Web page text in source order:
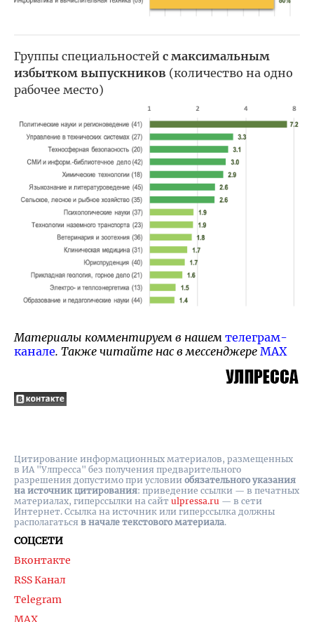
Группы специальностей с максимальным
избытком выпускников (количество на одно
рабочее место)
Материалы комментируем в нашем телеграм-
канале. Также читайте нас в мессенджере MAX
СОЦСЕТИ
Вконтакте
RSS Канал
Telegram
MAX
Цитирование информационных материалов, размещенных
в ИА "Улпресса" без получения предварительного
разрешения допустимо при условии обязательного указания
на источник цитирования: приведение ссылки — в печатных
материалах, гиперссылки на cайт ulpressa.ru — в сети
Интернет. Ссылка на источник или гиперссылка должны
располагаться в начале текстового материала.